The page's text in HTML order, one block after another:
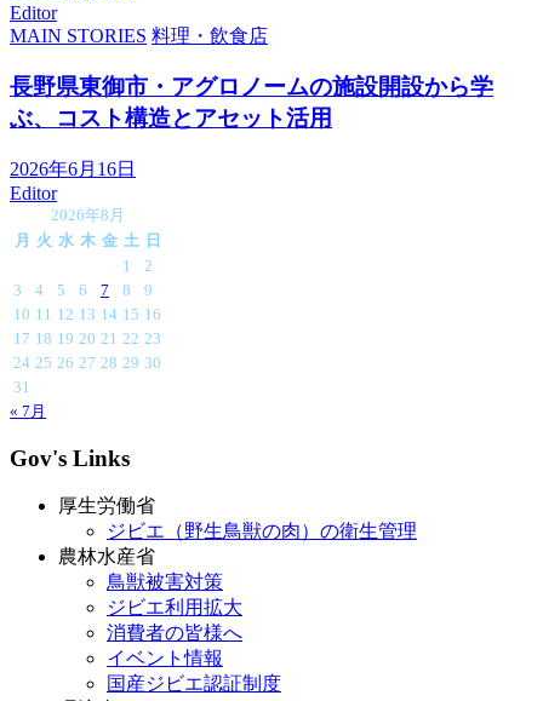
Editor
MAIN STORIES 料理・飲食店
長野県東御市・アグロノームの施設開設から学
ぶ、コスト構造とアセット活用
2026年6月16日
Editor
2026年8月
月
火 水 木 金 土 日
1
2
3
4 5 6 7 8
9
10 11 12 13 14 15 16
17 18 19 20 21 22 23
24 25 26 27 28 29 30
31
« 7月
Gov's Links
厚生労働省
ジビエ（野生鳥獣の肉）の衛生管理
農林水産省
鳥獣被害対策
ジビエ利用拡大
消費者の皆様へ
イベント情報
国産ジビエ認証制度